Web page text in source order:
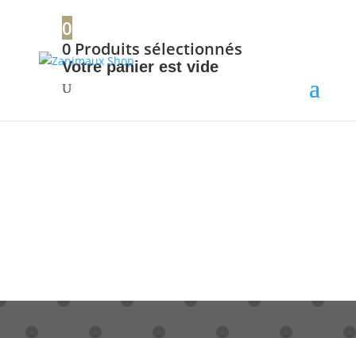
0
0 Produits sélectionnés
Votre panier est vide